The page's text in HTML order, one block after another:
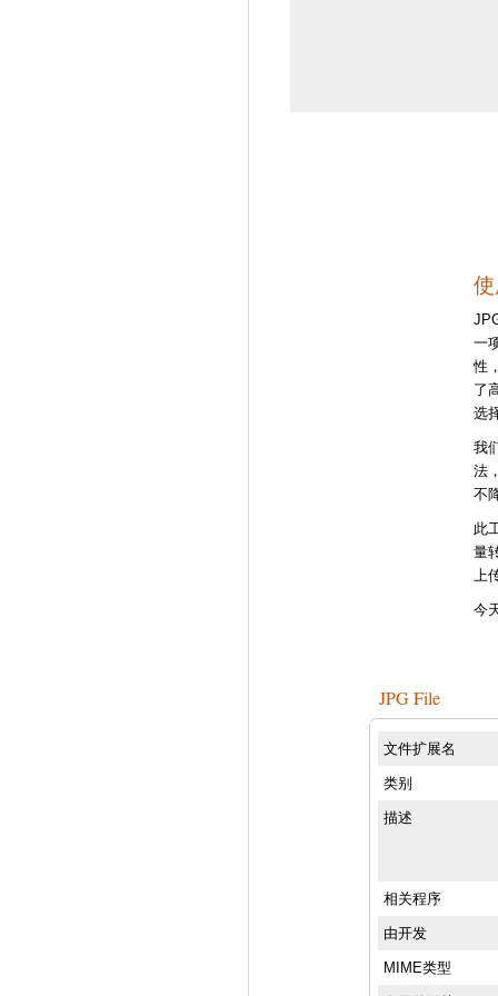
一
性
了
选
我
法
不
此
量
上
今
JPG File
文件扩展名
类别
描述
相关程序
由开发
MIME类型